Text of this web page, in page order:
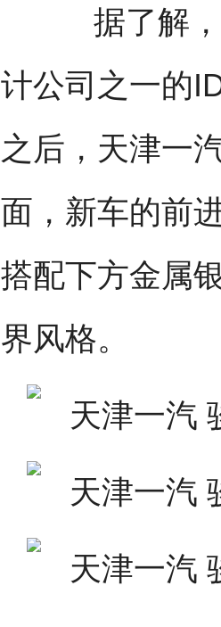
据了解，
计公司之一的
之后，天津一
面，新车的前
搭配下方金属
界风格。